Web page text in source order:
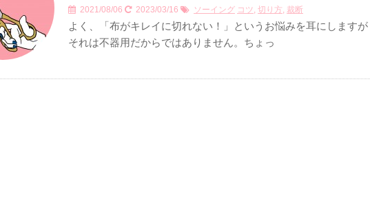
2021/08/06 2023/03/16 ソーイング コツ, 切り方, 裁断
よく、「布がキレイに切れない！」というお悩みを耳にしますが
それは不器用だからではありません。ちょっ